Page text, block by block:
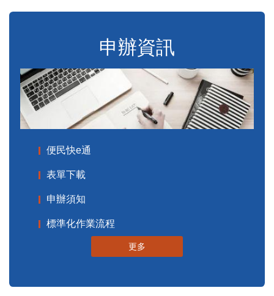
申辦資訊
便民快e通
表單下載
申辦須知
標準化作業流程
更多